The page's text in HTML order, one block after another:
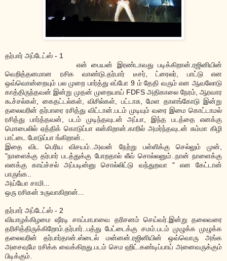
தர்பார் அப்டேட்ஸ் - 1
என் பையன் இரண்டாவது படிக்கிறான்.ரஜினியின்
வெறித்தனமான ரசிக வாண்டு.தர்பார் டீசர், ட்ரைலர், பாட்டு என
ஒவ்வொன்றையும் பல முறை பார்த்து எப்போ 9 ம் தேதி வரும் என ஆவலோடு
காத்திருந்தவன் இன்று முதன் முறையாய் FDFS அதிகாலை நேரம், ஆரவார
கூச்சல்கள், கைதட்டல்கள், விசில்கள், பட்டாசு, மேள தாளங்கோடு இன்று
தலைவரின் தர்பாரை ரசித்து விட்டான்.படம் முடியும் வரை இமை கொட்டாமல்
ரசித்து பார்த்தவன், படம் முடிந்தவுடன் அப்பா, இந்த படத்தை எனக்கு
மொபைலில் ஏத்திக் கொடுப்பா என்கிறான்.காரில் அமர்ந்தவுடன் சும்மா கிழி
பாட்டை போடுப்பா ங்கிறான்..
இதை விட பெரிய விசயம்..அவன் நேற்று பள்ளிக்கு செல்லும் முன்,
"நாளைக்கு தர்பார் படத்துக்கு போறதால் லீவ் சொல்லனும்..நான் நாளைக்கு
எனக்கு காய்ச்சல் அப்படின்னு சொல்லிட்டு வந்துறவா " என கேட்டான்
பாருங்க..
அய்யோ சாமி...
ஒரு ரசிகன் உருவாகிறான்...
தர்பார் அப்டேட்ஸ் - 2
வியாழக்கிழமை ஷீரடி சாய்பாபாவை தரிசனம் செய்வர்.இன்று தலைவரை
தரிசித்திருக்கிறோம்.தர்பார்..பத்து பேட்டைக்கு சமம்.படம் முழுக்க முழுக்க
தலைவரின் தர்பார்தான்.ஸ்டைல் மன்னன்.ரஜினியின் ஒவ்வொரு அங்க
அசைவுமே ரசிக்க வைக்கிறது.படம் செம ஹிட்.கண்டிப்பாய் அனைவருக்கும்
பிடிக்கும்.